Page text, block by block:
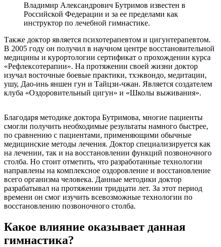
Владимир Александрович Бутримов известен в
Российской Федерации и за ее пределами как
инструктор по лечебной гимнастике.
Также доктор является психотерапевтом и цигунтерапевтом.
В 2005 году он получил в научном центре восстановительной
медицины и курортологии сертификат о прохождении курса
«Рефлексотерапии». На протяжении своей жизни доктор
изучал восточные боевые практики, тхэквондо, медитации,
ушу, Дао-инь яншен гун и Тайцзи-чжан. Является создателем
клуба «Оздоровительный цигун» и «Школы выживания».
Благодаря методике доктора Бутримова, многие пациенты
смогли получить необходимые результаты намного быстрее,
по сравнению с пациентами, применяющими обычные
медицинские методы лечения. Доктор специализируется как
на лечении, так и на восстановлении функций позвоночного
столба. Но стоит отметить, что разработанные технологии
направлены на комплексное оздоровление и восстановление
всего организма человека. Данные методики доктор
разрабатывал на протяжении тридцати лет. За этот период
времени он смог изучить всевозможные технологии по
восстановлению позвоночного столба.
Какое влияние оказывает данная
гимнастика?